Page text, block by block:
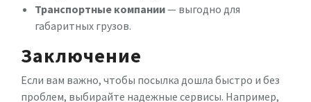
Транспортные компании— выгодно для
габаритных грузов.
Заключение
Если вам важно, чтобы посылка дошла быстро и без
проблем, выбирайте надежные сервисы. Например,